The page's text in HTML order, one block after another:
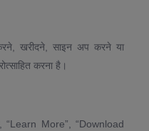
खरीदने, साइन अप करने या
करना है।
More”, “Download